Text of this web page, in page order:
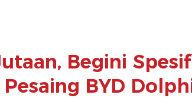
Begini
BYD